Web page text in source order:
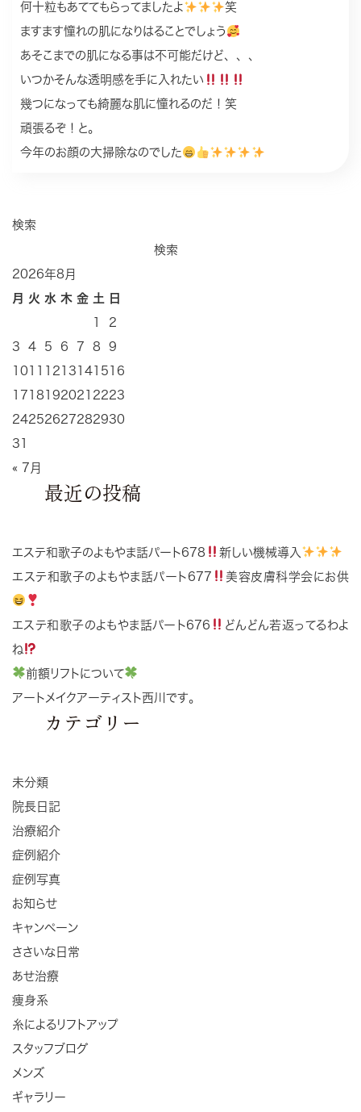
何十粒もあててもらってましたよ
笑
ますます憧れの肌になりはることでしょう
あそこまでの肌になる事は不可能だけど、、、
いつかそんな透明感を手に入れたい
幾つになっても綺麗な肌に憧れるのだ！笑
頑張るぞ！と。
今年のお顔の大掃除なのでした
検索
検索
2026年8月
月
火 水 木 金 土
日
2
3
4 5 6 7 8
9
10
12 13 14 15 16
17 18 192021 2223
24252627282930
31
« 7月
最近の投稿
エステ和歌子のよもやま話パート678
新しい機械導入
エステ和歌子のよもやま話パート677
美容皮膚科学会にお供
エステ和歌子のよもやま話パート676
どんどん若返ってるわよ
ね
前額リフトについて
アートメイクアーティスト西川です。
カテゴリー
未分類
院長日記
治療紹介
症例紹介
症例写真
お知らせ
キャンペーン
ささいな日常
あせ治療
痩身系
糸によるリフトアップ
スタッフブログ
メンズ
ギャラリー